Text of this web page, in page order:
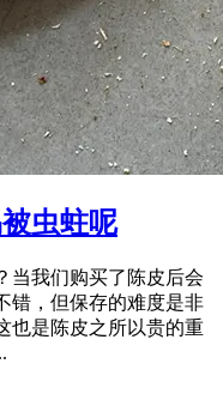
虫蛀呢
当我们购买了陈皮后会
错，但保存的难度是非
也是陈皮之所以贵的重